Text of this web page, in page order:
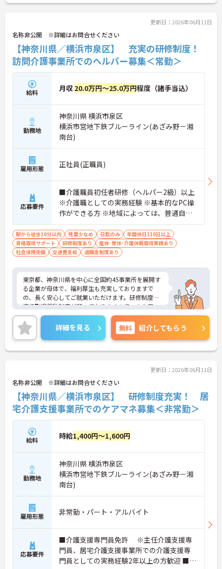
更新日：2026年06月11日
名称非公開 ※詳細はお問合せください
【神奈川県／横浜市泉区】 充実の研修制度！
訪問介護事業所でのヘルパー募集＜常勤＞
給料 月収 20.0万円～25.0万円程度（諸手当込）
勤務地
神奈川県 横浜市泉区
横浜市営地下鉄ブルーライン(あざみ野－湘
南台)
雇用形態 正社員(正職員)
応募要件
■介護職員初任者研修（ヘルパー2級）以上
※介護職としての実務経験 ※基本的なPC操
作ができる方 ※地域によっては、普通自動
車運転免許(AT限定可)が必要となる場合が
あります。
駅から徒歩10分以内 残業少なめ 日勤のみ
年間休日110日以上
資格取得サポート
研修制度あり
産休･育休･介護休暇取得実績あり
社会保険完備
交通費支給 退職金制度あり
東京都、神奈川県を中心に全国約45事業所を展開す
る企業が母体で、福利厚生も充実しておりますで
の、長く安心してご就業いただけます。研修制度や
資格取得奨励制度が整っておりますのでスキルアッ
プも目指せる環境です。
ご興味のある方は是非お気軽にお問い合わせ下さ
い。
詳細を見る 無料 紹介してもらう
更新日：2026年06月11日
名称非公開 ※詳細はお問合せください
【神奈川県／横浜市泉区】 研修制度充実！ 居
宅介護支援事業所でのケアマネ募集＜非常勤＞
給料 時給1,400円～1,600円
勤務地
神奈川県 横浜市泉区
横浜市営地下鉄ブルーライン(あざみ野－湘
南台)
雇用形態 非常勤・パート・アルバイト
応募要件
■介護支援専門員免許 ※主任介護支援専
門員、居宅介護支援事業所での介護支援専
門員としての実務経験2年以上の方歓迎 ■普